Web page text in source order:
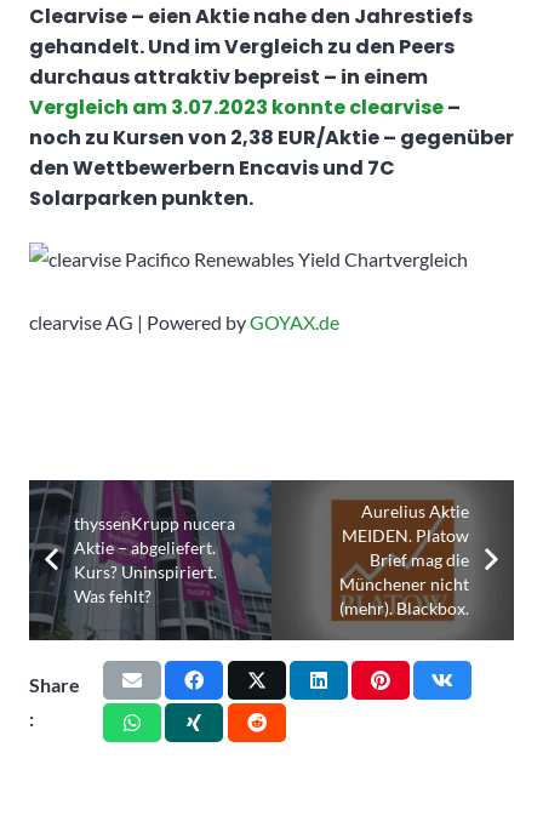
Clearvise – eien Aktie nahe den Jahrestiefs
gehandelt. Und im Vergleich zu den Peers
durchaus attraktiv bepreist – in einem
Vergleich am 3.07.2023 konnte clearvise–
noch zu Kursen von 2,38 EUR/Aktie – gegenüber
den Wettbewerbern Encavis und 7C
Solarparken punkten.
clearvise AG | Powered byGOYAX.de
thyssenKrupp nucera
Aktie – abgeliefert.
Kurs? Uninspiriert.
Was fehlt?
Aurelius Aktie
MEIDEN. Platow
Brief mag die
Münchener nicht
(mehr). Blackbox.
Share
: